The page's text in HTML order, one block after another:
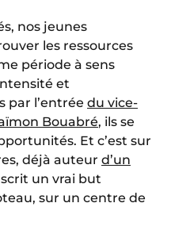
nos jeunes
les ressources
période à sens
et
par l’entrée du vice-
Bouabré, ils se
Et c’est sur
déjà auteur d’un
un vrai but
sur un centre de